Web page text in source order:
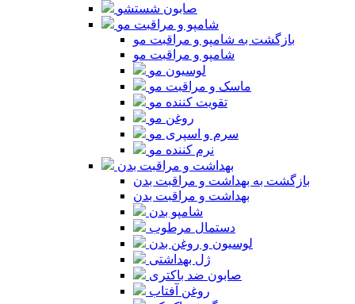
صابون شستشو
شامپو و مراقبت مو
بازگشت به شامپو و مراقبت مو
شامپو و مراقبت مو
لوسیون مو
ماسک و مراقبت مو
تقویت کننده مو
روغن مو
سرم و اسپری مو
نرم کننده مو
بهداشت و مراقبت بدن
بازگشت به بهداشت و مراقبت بدن
بهداشت و مراقبت بدن
شامپو بدن
دستمال مرطوب
لوسیون و روغن بدن
ژل بهداشتی
صابون ضد باکتری
روغن آفتاب